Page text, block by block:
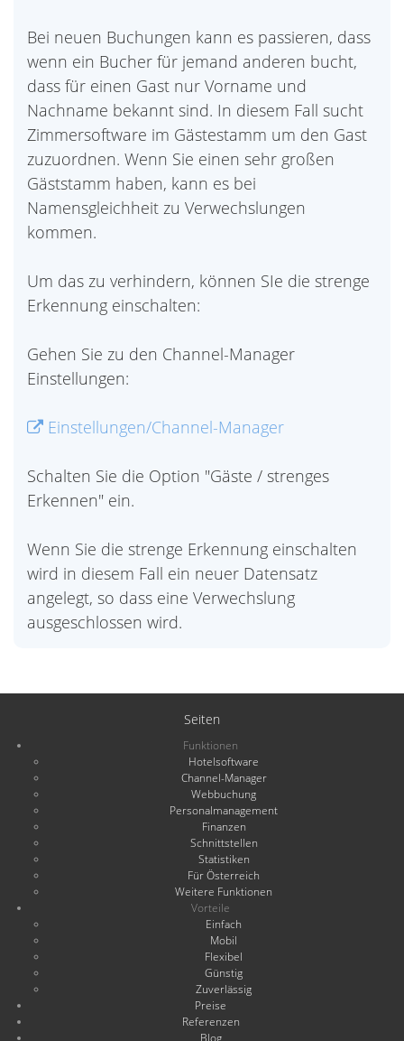
Bei neuen Buchungen kann es passieren, dass
wenn ein Bucher für jemand anderen bucht,
dass für einen Gast nur Vorname und
Nachname bekannt sind. In diesem Fall sucht
Zimmersoftware im Gästestamm um den Gast
zuzuordnen. Wenn Sie einen sehr großen
Gäststamm haben, kann es bei
Namensgleichheit zu Verwechslungen
kommen.
Um das zu verhindern, können SIe die strenge
Erkennung einschalten:
Gehen Sie zu den Channel-Manager
Einstellungen:
Einstellungen/Channel-Manager
Schalten Sie die Option "Gäste / strenges
Erkennen" ein.
Wenn Sie die strenge Erkennung einschalten
wird in diesem Fall ein neuer Datensatz
angelegt, so dass eine Verwechslung
ausgeschlossen wird.
Seiten
Funktionen
Hotelsoftware
Channel-Manager
Webbuchung
Personalmanagement
Finanzen
Schnittstellen
Statistiken
Für Österreich
Weitere Funktionen
Vorteile
Einfach
Mobil
Flexibel
Günstig
Zuverlässig
Preise
Referenzen
Blog